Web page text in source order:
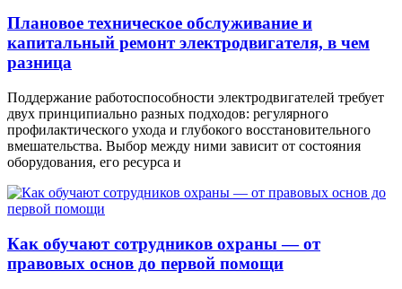
Плановое техническое обслуживание и
капитальный ремонт электродвигателя, в чем
разница
Поддержание работоспособности электродвигателей требует
двух принципиально разных подходов: регулярного
профилактического ухода и глубокого восстановительного
вмешательства. Выбор между ними зависит от состояния
оборудования, его ресурса и
Как обучают сотрудников охраны — от
правовых основ до первой помощи